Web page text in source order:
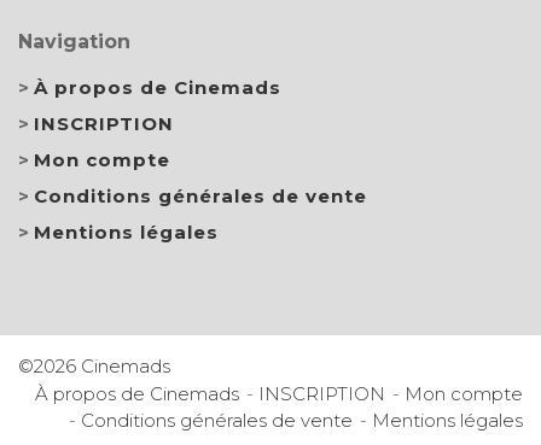
Navigation
À propos de Cinemads
INSCRIPTION
Mon compte
Conditions générales de vente
Mentions légales
©2026 Cinemads
À propos de Cinemads
INSCRIPTION
Mon compte
Conditions générales de vente
Mentions légales